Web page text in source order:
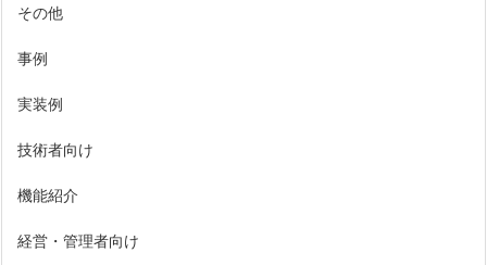
その他
事例
実装例
技術者向け
機能紹介
経営・管理者向け